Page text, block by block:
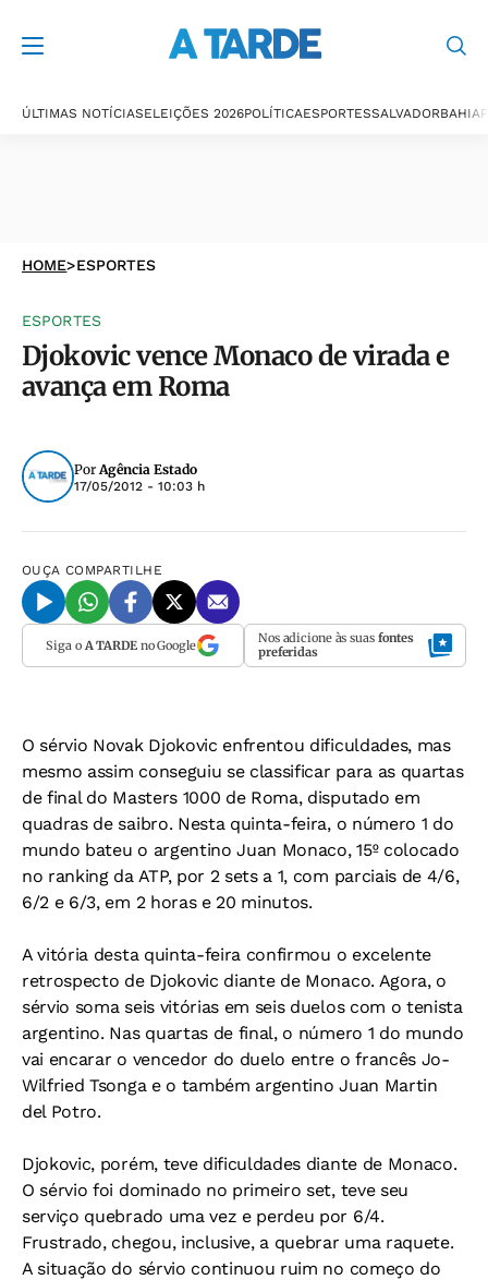
ÚLTIMAS NOTÍCIASELEIÇÕES 2026POLÍTICAESPORTESSALVADORBAHIA
HOME>ESPORTES
ESPORTES
Djokovic vence Monaco de virada e
avança em Roma
PorAgência Estado
17/05/2012 - 10:03 h
OUÇA COMPARTILHE
Siga o A TARDEno Google Nos adicione às suas fontes
preferidas
O sérvio Novak Djokovic enfrentou dificuldades, mas
mesmo assim conseguiu se classificar para as quartas
de final do Masters 1000 de Roma, disputado em
quadras de saibro. Nesta quinta-feira, o número 1 do
mundo bateu o argentino Juan Monaco, 15º colocado
no ranking da ATP, por 2 sets a 1, com parciais de 4/6,
6/2 e 6/3, em 2 horas e 20 minutos.
A vitória desta quinta-feira confirmou o excelente
retrospecto de Djokovic diante de Monaco. Agora, o
sérvio soma seis vitórias em seis duelos com o tenista
argentino. Nas quartas de final, o número 1 do mundo
vai encarar o vencedor do duelo entre o francês Jo-
Wilfried Tsonga e o também argentino Juan Martin
del Potro.
Djokovic, porém, teve dificuldades diante de Monaco.
O sérvio foi dominado no primeiro set, teve seu
serviço quebrado uma vez e perdeu por 6/4.
Frustrado, chegou, inclusive, a quebrar uma raquete.
A situação do sérvio continuou ruim no começo do